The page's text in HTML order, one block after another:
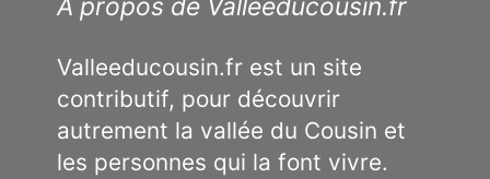
À propos de Valleeducousin.fr
Valleeducousin.fr est un site
contributif, pour découvrir
autrement la vallée du Cousin et
les personnes qui la font vivre.